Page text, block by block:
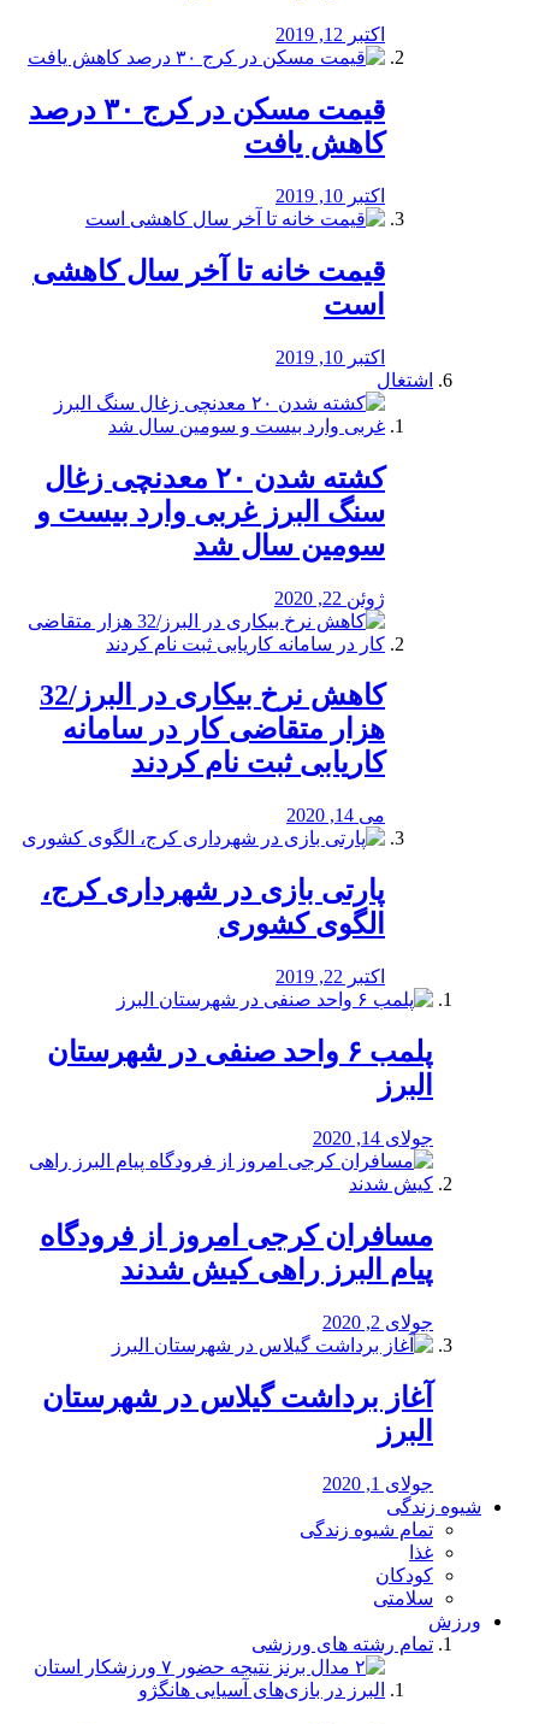
اکتبر 12, 2019
️قیمت مسکن در کرج ۳۰ درصد
کاهش یافت
اکتبر 10, 2019
قیمت خانه تا آخر سال کاهشی
است
اکتبر 10, 2019
اشتغال
کشته شدن ۲۰ معدنچی زغال
سنگ البرز غربی وارد بیست و
سومین سال شد
ژوئن 22, 2020
کاهش نرخ بیکاری در البرز/32
هزار متقاضی کار در سامانه
کاریابی ثبت نام کردند
می 14, 2020
پارتی بازی در شهرداری کرج،
الگوی کشوری
اکتبر 22, 2019
پلمب ۶ واحد صنفی در شهرستان
البرز
جولای 14, 2020
مسافران کرجی امروز از فرودگاه
پیام البرز راهی کیش شدند
جولای 2, 2020
آغاز برداشت گیلاس در شهرستان
البرز
جولای 1, 2020
شیوه زندگی
تمام شیوه زندگی
غذا
کودکان
سلامتی
ورزش
تمام رشته های ورزشی